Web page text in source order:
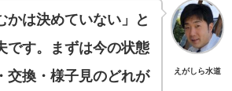
えがしら水道
かは決めていない」と
です。まずは今の状態
交換・様子見のどれが